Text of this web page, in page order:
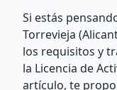
Si estás
Torrevieja
los requisitos y
la Licencia de
artículo, te